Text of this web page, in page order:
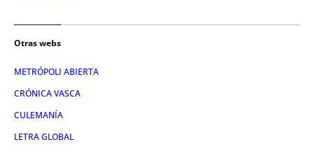
Otras webs
METRÓPOLI ABIERTA
CRÓNICA VASCA
CULEMANÍA
LETRA GLOBAL